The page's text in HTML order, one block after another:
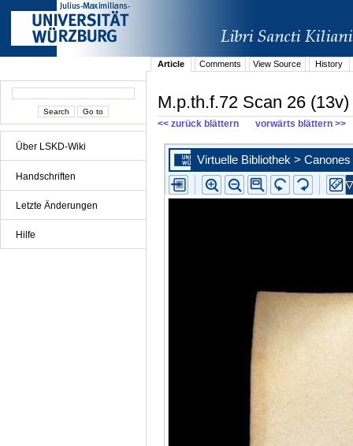
Über LSKD-Wiki
Handschriften
Letzte Änderungen
Hilfe
Article Comments View Source History
M.p.th.f.72 Scan 26 (13v)
<< zurück blättern vorwärts blättern >>